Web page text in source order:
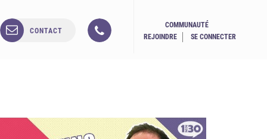
CONTACT
COMMUNAUTÉ
REJOINDRE
SE CONNECTER